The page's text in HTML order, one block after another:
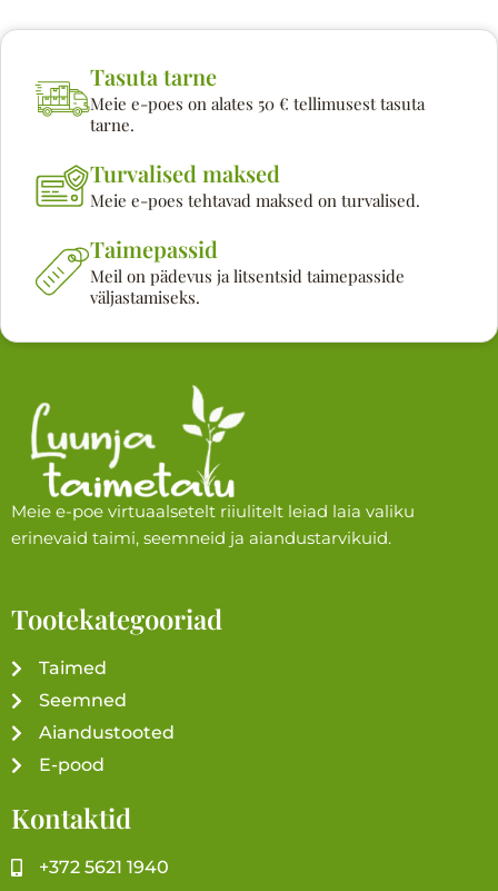
Tasuta tarne
Meie e-poes on alates 50 € tellimusest tasuta
tarne.
Turvalised maksed
Meie e-poes tehtavad maksed on turvalised.
Taimepassid
Meil on pädevus ja litsentsid taimepasside
väljastamiseks.
Meie e-poe virtuaalsetelt riiulitelt leiad laia valiku
erinevaid taimi, seemneid ja aiandustarvikuid.
Tootekategooriad
Taimed
Seemned
Aiandustooted
E-pood
Kontaktid
+372 5621 1940